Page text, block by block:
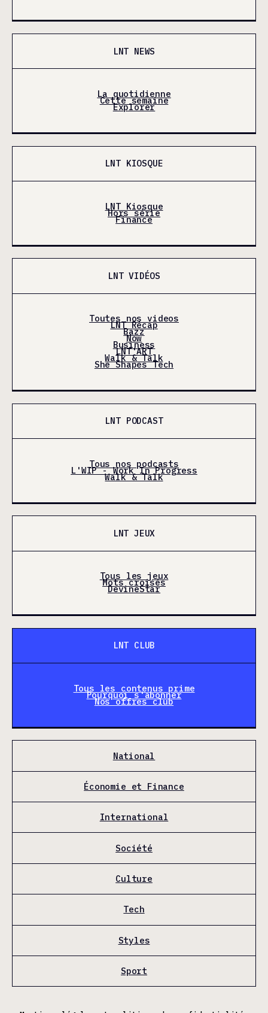
LNT NEWS
La quotidienne
Cette semaine
Explorer
LNT KIOSQUE
LNT Kiosque
Hors série
Finance
LNT VIDÉOS
Toutes nos videos
LNT Récap
Bazz
Now
Business
LNT'ART
Walk & Talk
She Shapes Tech
LNT PODCAST
Tous nos podcasts
L'WIP - Work In Progress
Walk & Talk
LNT JEUX
Tous les jeux
Mots croisés
DevineStar
LNT CLUB
Tous les contenus prime
Pourquoi s'abonner
Nos offres club
National
Économie et Finance
International
Société
Culture
Tech
Styles
Sport